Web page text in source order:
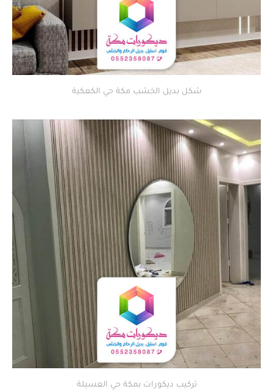
شكل بديل الخشب مكة حي الكعكية
تركيب ديكورات بمكة حي العسيلة